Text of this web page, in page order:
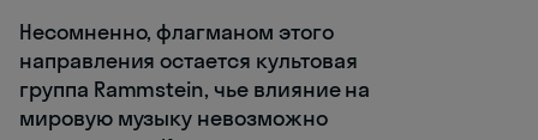
Несомненно, флагманом этого
направления остается культовая
группа Rammstein, чье влияние на
мировую музыку невозможно